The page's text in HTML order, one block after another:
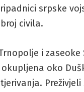
srpske
civila.
i zaseoke
oko